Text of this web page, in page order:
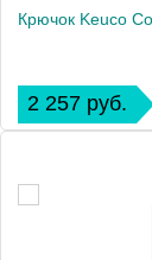
Крючок Keuco
2 257 руб.